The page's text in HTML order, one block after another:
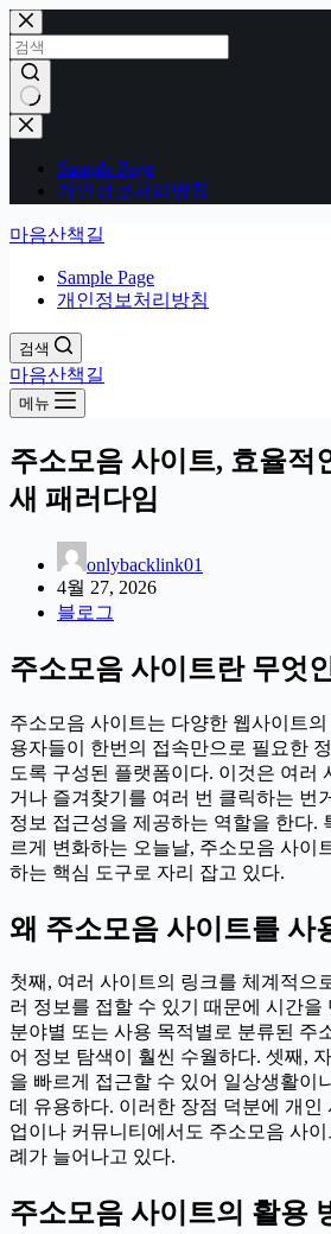
본
문
으
로
건
너
결
Sample Page
개인정보처리방침
마음산책길
Sample Page
개인정보처리방침
검색
마음산책길
메뉴
주소모음 사이트, 효율적
새 패러다임
onlybacklink01
4월 27, 2026
블로그
주소모음 사이트란 무엇
주소모음 사이트는 다양한 웹사이트
용자들이 한번의 접속만으로 필요한
도록 구성된 플랫폼이다. 이것은 여러
거나 즐겨찾기를 여러 번 클릭하는 번
정보 접근성을 제공하는 역할을 한다.
르게 변화하는 오늘날, 주소모음 사이
하는 핵심 도구로 자리 잡고 있다.
왜 주소모음 사이트를 사
첫째, 여러 사이트의 링크를 체계적으
러 정보를 접할 수 있기 때문에 시간을
분야별 또는 사용 목적별로 분류된 주
어 정보 탐색이 훨씬 수월하다. 셋째,
을 빠르게 접근할 수 있어 일상생활이
데 유용하다. 이러한 장점 덕분에 개인
업이나 커뮤니티에서도 주소모음 사
례가 늘어나고 있다.
주소모음 사이트의 활용